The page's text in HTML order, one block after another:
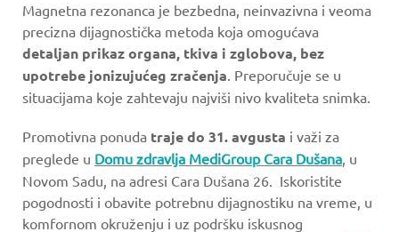
Magnetna rezonanca je bezbedna, neinvazivna i veoma
precizna dijagnostička metoda koja omogućava
detaljan prikaz organa, tkiva i zglobova, bez
upotrebe jonizujućeg zračenja. Preporučuje se u
situacijama koje zahtevaju najviši nivo kvaliteta snimka.
Promotivna ponuda traje do 31. avgusta i važi za
preglede u Domu zdravlja MediGroup Cara Dušana, u
Novom Sadu, na adresi Cara Dušana 26. Iskoristite
pogodnosti i obavite potrebnu dijagnostiku na vreme, u
komfornom okruženju i uz podršku iskusnog